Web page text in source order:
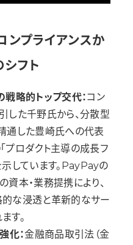
プライアンスか
フト
戦略的トップ交代：コン
した千野氏から、分散型
通した豊崎氏への代表
プロダクト主導の成長フ
示しています。PayPayの
資本・業務提携により、
な浸透と革新的なサー
す。
化：金融商品取引法（金